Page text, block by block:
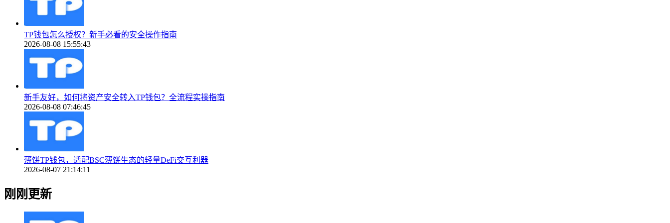
TP钱包怎么授权？新手必看的安全操作指南
2026-08-08 15:55:43
新手友好，如何将资产安全转入TP钱包？全流程实操指南
2026-08-08 07:46:45
薄饼TP钱包，适配BSC薄饼生态的轻量DeFi交互利器
2026-08-07 21:14:11
刚刚更新